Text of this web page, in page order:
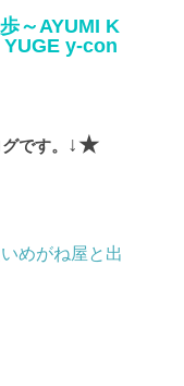
歩～AYUMI K
y-con
です。 ↓★
めがね屋と出